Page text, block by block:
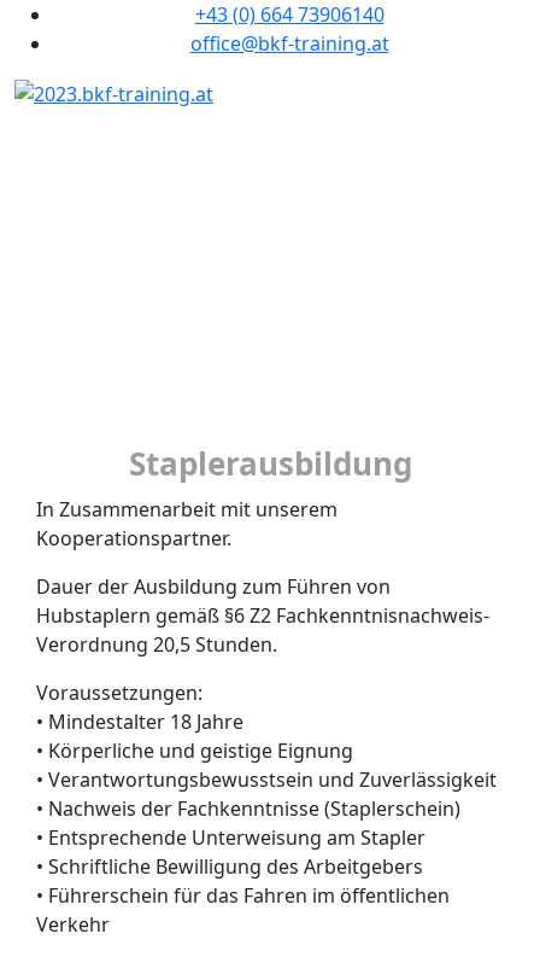
+43 (0) 664 73906140
office@bkf-training.at
Staplerausbildung
In Zusammenarbeit mit unserem
Kooperationspartner.
Dauer der Ausbildung zum Führen von
Hubstaplern gemäß §6 Z2 Fachkenntnisnachweis-
Verordnung 20,5 Stunden.
Voraussetzungen:
• Mindestalter 18 Jahre
• Körperliche und geistige Eignung
• Verantwortungsbewusstsein und Zuverlässigkeit
• Nachweis der Fachkenntnisse (Staplerschein)
• Entsprechende Unterweisung am Stapler
• Schriftliche Bewilligung des Arbeitgebers
• Führerschein für das Fahren im öffentlichen
Verkehr